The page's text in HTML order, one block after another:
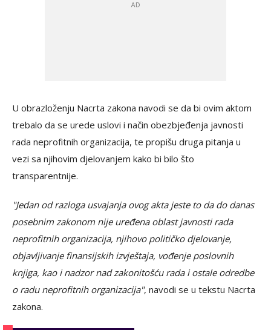
U obrazloženju Nacrta zakona navodi se da bi ovim aktom
trebalo da se urede uslovi i način obezbjeđenja javnosti
rada neprofitnih organizacija, te propišu druga pitanja u
vezi sa njihovim djelovanjem kako bi bilo što
transparentnije.
"Jedan od razloga usvajanja ovog akta jeste to da do danas
posebnim zakonom nije uređena oblast javnosti rada
neprofitnih organizacija, njihovo političko djelovanje,
objavljivanje finansijskih izvještaja, vođenje poslovnih
knjiga, kao i nadzor nad zakonitošću rada i ostale odredbe
o radu neprofitnih organizacija", navodi se u tekstu Nacrta
zakona.